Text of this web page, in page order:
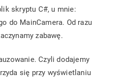
skryptu C#, u mnie:
do MainCamera. Od razu
zabawę.
Czyli dodajemy
się przy wyświetlaniu